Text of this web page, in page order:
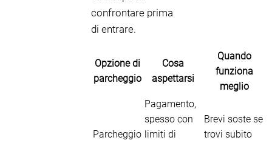
confrontare prima
di entrare.
Opzione di
parcheggio
Cosa
aspettarsi
Quando
funziona
meglio
Parcheggio
Pagamento,
spesso con
limiti di
Brevi soste se
trovi subito